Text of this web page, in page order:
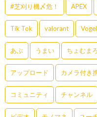
#芝刈り機〆危！ APEX
Tik Tok valorant Vogel
あぶ うまい ちょむま
アップロード カメラ付き
コミュニティ チャンネル